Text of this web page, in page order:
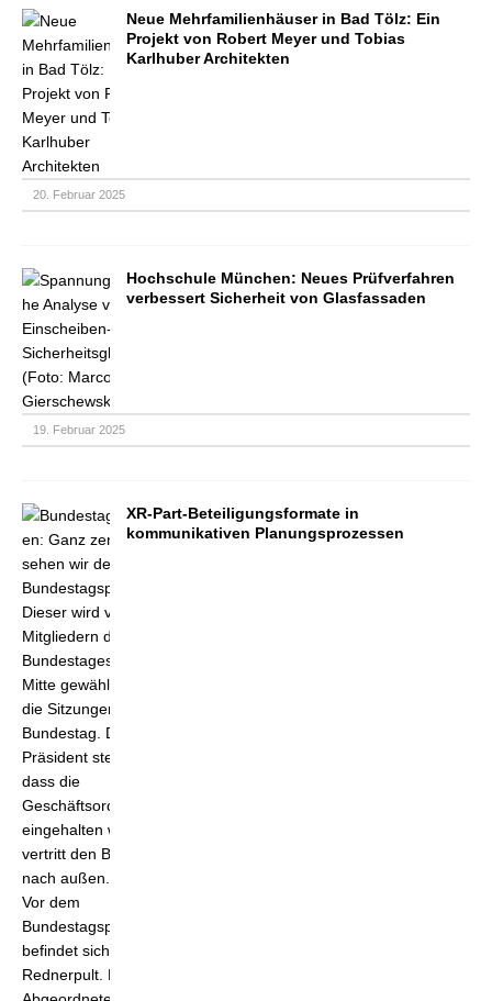
Neue Mehrfamilienhäuser in Bad Tölz: Ein
Projekt von Robert Meyer und Tobias
Karlhuber Architekten
20. Februar 2025
Hochschule München: Neues Prüfverfahren
verbessert Sicherheit von Glasfassaden
19. Februar 2025
XR-Part-Beteiligungsformate in
kommunikativen Planungsprozessen